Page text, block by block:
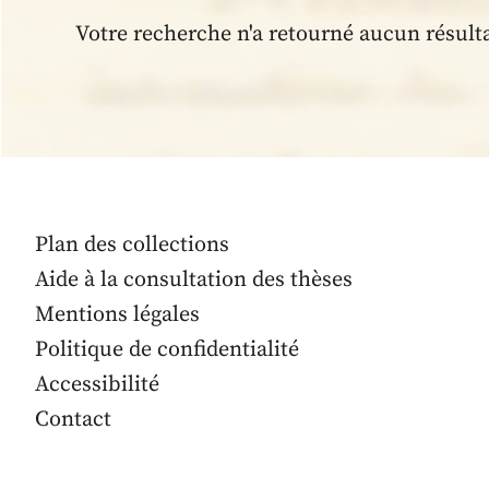
Votre recherche n'a retourné aucun
Plan des collections
Aide à la consultation des thèses
Mentions légales
Politique de confidentialité
Accessibilité
Contact